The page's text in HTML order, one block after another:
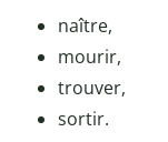
naître,
mourir,
trouver,
sortir.